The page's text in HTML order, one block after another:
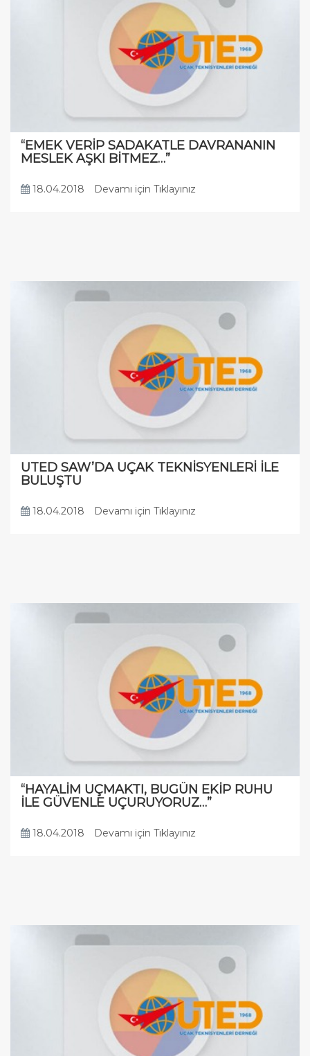
“EMEK VERİP SADAKATLE DAVRANANIN
MESLEK AŞKI BİTMEZ…”
18.04.2018 Devamı için Tıklayınız
UTED SAW’DA UÇAK TEKNİSYENLERİ İLE
BULUŞTU
18.04.2018 Devamı için Tıklayınız
“HAYALİM UÇMAKTI, BUGÜN EKİP RUHU
İLE GÜVENLE UÇURUYORUZ…”
18.04.2018 Devamı için Tıklayınız